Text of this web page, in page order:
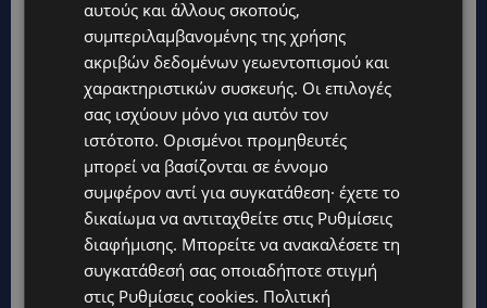
UPDATES
ΦΕΙΔΙΑΣ ΠΑΝΑΓΙΩΤΟΥ: Η εμφάνισή του στην εκδήλωση για
Ισαάκ και Σολωμού προκάλεσε αντιδράσεις – «Ασέβεια προς
τους νεκρούς»-(Φώτο)
UPDATES
ΔΗΜΟΣ ΛΑΤΣΙΩΝ – ΓΕΡΙΟΥ: Πάνω από 8.000 υπογραφές κατά
των Δομών Ανηλίκων – Ζητούν γραπτή δέσμευση από το
UPDATES
ΑΓΙΟΣ ΙΩΑΝΝΗΣ ΠΙΤΣΙΛΙΑΣ: Ξανανοίγει η πισίνα του χωριού –
Μια ανάσα δροσιάς για κατοίκους και επισκέπτες
αυτούς και άλλους σκοπούς,
συμπεριλαμβανομένης της χρήσης
ακριβών δεδομένων γεωεντοπισμού και
χαρακτηριστικών συσκευής. Οι επιλογές
σας ισχύουν μόνο για αυτόν τον
ιστότοπο. Ορισμένοι προμηθευτές
μπορεί να βασίζονται σε έννομο
συμφέρον αντί για συγκατάθεση· έχετε το
δικαίωμα να αντιταχθείτε στις Ρυθμίσεις
διαφήμισης. Μπορείτε να ανακαλέσετε τη
συγκατάθεσή σας οποιαδήποτε στιγμή
στις Ρυθμίσεις cookies. Πολιτική